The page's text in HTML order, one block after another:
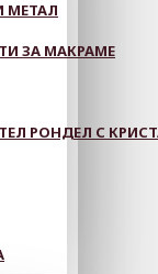
МЕТАЛ
ЗА МАКРАМЕ
РОНДЕЛ С